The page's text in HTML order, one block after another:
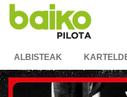
ALBISTEAK